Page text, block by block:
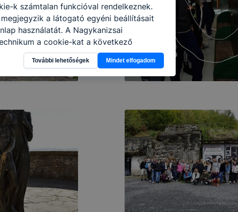
k számtalan funkcióval rendelkeznek.
a látogató egyéni beállításait
használatát. A Nagykanizsai
a cookie-kat a következő
azzal kapcsolatban, hogyan használja Ön
honlap melyik részeit látogatja, vagy
hogyan biztosítsunk Önnek még jobb
a változtatását. A legtöbb
elfogadja a cookie-kat, de ezek
figyelmét, hogy mivel a cookie-k célja
megkönnyítése vagy lehetővé
vagy törlése által
képesek honlapunk funkcióinak
a tervezettől eltérően fog működni
További lehetőségek Mindet elfogadom